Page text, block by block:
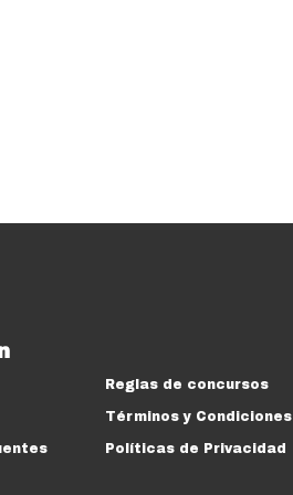
Reglas de concursos
Términos y Condiciones
Políticas de Privacidad